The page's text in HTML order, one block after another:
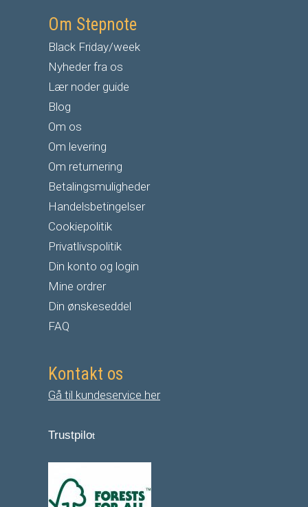
Om Stepnote
Black Friday/week
Nyheder fra os
Lær noder guide
Blog
Om os
Om levering
Om returnering
Betalingsmuligheder
Handelsbetingelser
Cookiepolitik
Privatlivspolitik
Din konto og login
Mine ordrer
Din ønskeseddel
FAQ
Kontakt os
Gå til kundeservice her
Trustpilot